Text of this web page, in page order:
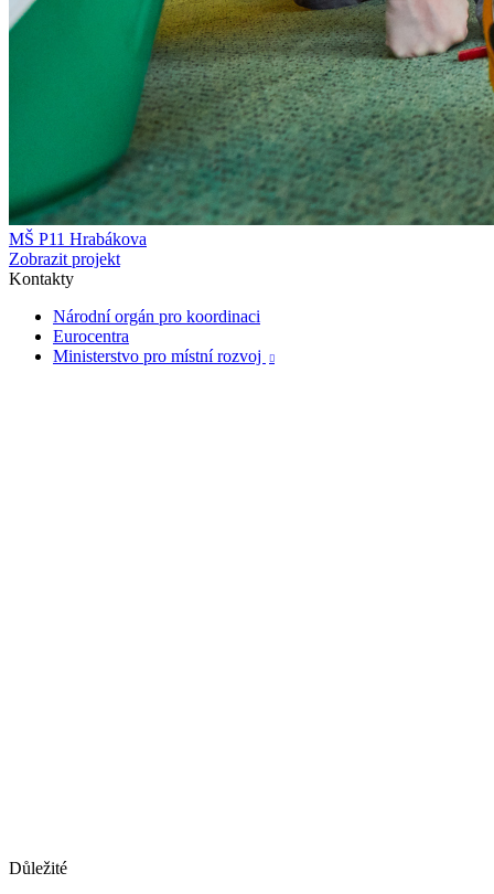
MŠ P11 Hrabákova
Zobrazit projekt
Kontakty
Národní orgán pro koordinaci
Eurocentra
Ministerstvo pro místní rozvoj

Důležité